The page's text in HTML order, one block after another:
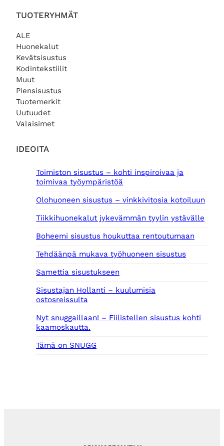
TUOTERYHMÄT
ALE
Huonekalut
Kevätsisustus
Kodintekstiilit
Muut
Piensisustus
Tuotemerkit
Uutuudet
Valaisimet
IDEOITA
Toimiston sisustus – kohti inspiroivaa ja
toimivaa työympäristöä
Olohuoneen sisustus – vinkkivitosia kotoiluun
Tiikkihuonekalut jykevämmän tyylin ystävälle
Boheemi sisustus houkuttaa rentoutumaan
Tehdäänpä mukava työhuoneen sisustus
Samettia sisustukseen
Sisustajan Hollanti – kuulumisia
ostosreissulta
Nyt snuggaillaan! – Fiilistellen sisustus kohti
kaamoskautta.
Tämä on SNUGG